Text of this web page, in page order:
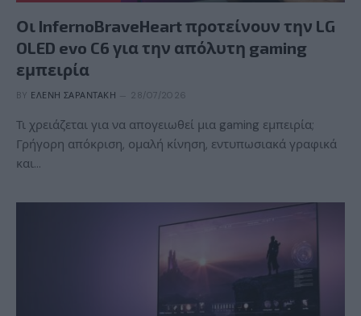
Οι InfernoBraveHeart προτείνουν την LG
OLED evo C6 για την απόλυτη gaming
εμπειρία
BY ΕΛΈΝΗ ΣΑΡΑΝΤΆΚΗ 28/07/2026
Τι χρειάζεται για να απογειωθεί μια gaming εμπειρία;
Γρήγορη απόκριση, ομαλή κίνηση, εντυπωσιακά γραφικά
και…